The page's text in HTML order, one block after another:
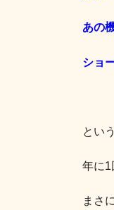
あの
ショ
とい
年に1
まさ